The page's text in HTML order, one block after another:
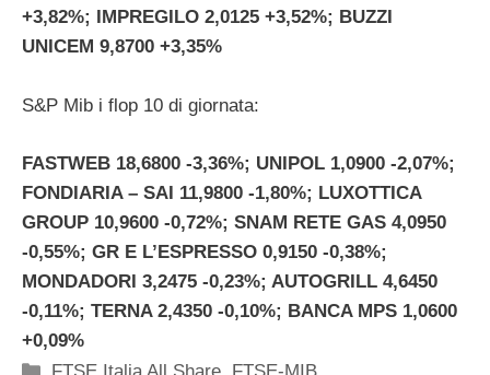
+3,82%; IMPREGILO 2,0125 +3,52%; BUZZI
UNICEM 9,8700 +3,35%
S&P Mib i flop 10 di giornata:
FASTWEB 18,6800 -3,36%; UNIPOL 1,0900 -2,07%;
FONDIARIA – SAI 11,9800 -1,80%; LUXOTTICA
GROUP 10,9600 -0,72%; SNAM RETE GAS 4,0950
-0,55%; GR E L’ESPRESSO 0,9150 -0,38%;
MONDADORI 3,2475 -0,23%; AUTOGRILL 4,6450
-0,11%; TERNA 2,4350 -0,10%; BANCA MPS 1,0600
+0,09%
Categorie
FTSE Italia All Share FTSE-MIB